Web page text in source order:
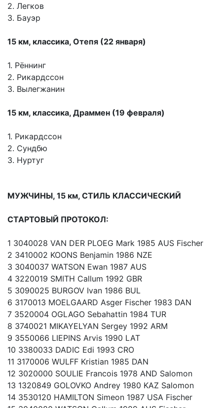
2. Легков
3. Бауэр
15 км, классика, Отепя (22 января)
1. Рённинг
2. Рикардссон
3. Вылегжанин
15 км, классика, Драммен (19 февраля)
1. Рикардссон
2. Сундбю
3. Нуртуг
МУЖЧИНЫ, 15 км, СТИЛЬ КЛАССИЧЕСКИЙ
СТАРТОВЫЙ ПРОТОКОЛ:
1 3040028 VAN DER PLOEG Mark 1985 AUS Fischer
2 3410002 KOONS Benjamin 1986 NZE
3 3040037 WATSON Ewan 1987 AUS
4 3220019 SMITH Callum 1992 GBR
5 3090025 BURGOV Ivan 1986 BUL
6 3170013 MOELGAARD Asger Fischer 1983 DAN
7 3520004 OGLAGO Sebahattin 1984 TUR
8 3740021 MIKAYELYAN Sergey 1992 ARM
9 3550066 LIEPINS Arvis 1990 LAT
10 3380033 DADIC Edi 1993 CRO
11 3170006 WULFF Kristian 1985 DAN
12 3020000 SOULIE Francois 1978 AND Salomon
13 1320849 GOLOVKO Andrey 1980 KAZ Salomon
14 3530120 HAMILTON Simeon 1987 USA Fischer